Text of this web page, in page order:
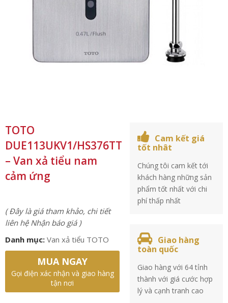
TOTO
DUE113UKV1/HS376TT
– Van xả tiểu nam
cảm ứng
( Đây là giá tham khảo, chi tiết
liên hệ Nhận báo giá )
Danh mục: Van xả tiểu TOTO
MUA NGAY
Gọi điện xác nhận và giao hàng
tận nơi
Cam kết giá
tốt nhât
Chúng tôi cam kết tới
khách hàng những sản
phẩm tốt nhất với chi
phí thấp nhất
Giao hàng
toàn quốc
Giao hàng với 64 tỉnh
thành với giá cước hợp
lý và cạnh tranh cao